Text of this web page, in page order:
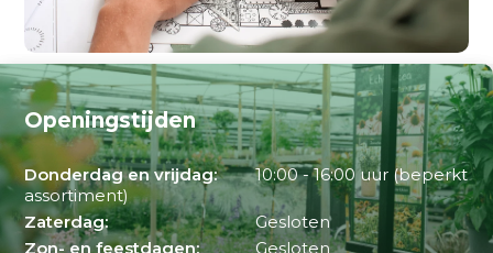
Openingstijden
Donderdag en vrijdag:
10:00 - 16:00 uur (beperkt
assortiment)
Zaterdag:
Gesloten
Zon- en feestdagen:
Gesloten